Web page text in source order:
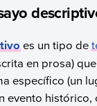
es un tipo de
en prosa)
específico (un
evento